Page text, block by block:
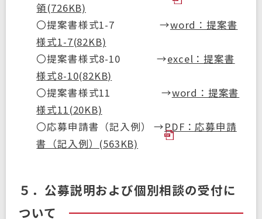
領(726KB)
〇提案書様式1-7 →word：提案書
様式1-7(82KB)
〇提案書様式8-10 →excel：提案書
様式8-10(82KB)
〇提案書様式11 →word：提案書
様式11(20KB)
〇応募申請書（記入例） →PDF：応募申請
書（記入例）(563KB)
５．公募説明および個別相談の受付に
ついて